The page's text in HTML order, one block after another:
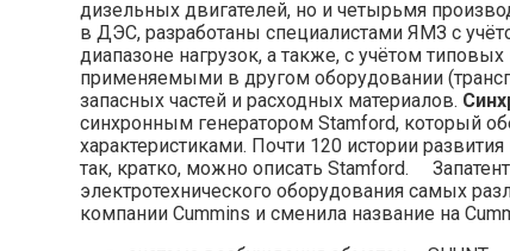
дизельных двигателей, но и четырьмя
в ДЭС, разработаны специалистами ЯМЗ с
диапазоне нагрузок, а также, с учётом
применяемыми в другом оборудовании
запасных частей и расходных материалов.
синхронным генератором Stamford, который
характеристиками. Почти 120 истории
так, кратко, можно описать Stamford.
электротехнического оборудования самых
компании Cummins и сменила название на